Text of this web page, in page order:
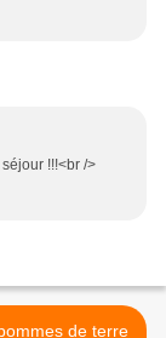
!!!<br />
de terre